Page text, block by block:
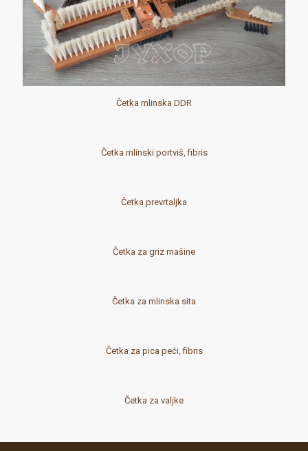
Četka mlinska DDR
Četka mlinski portviš, fibris
Četka prevrtaljka
Četka za griz mašine
Četka za mlinska sita
Četka za pica peći, fibris
Četka za valjke